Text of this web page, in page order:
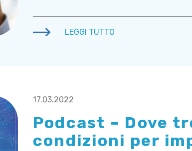
LEGGI TUTTO
17.03.2022
Podcast – Dove
condizioni per